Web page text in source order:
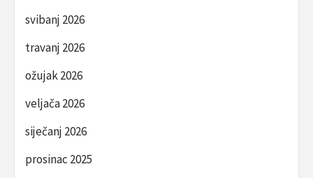
svibanj 2026
travanj 2026
ožujak 2026
veljača 2026
siječanj 2026
prosinac 2025